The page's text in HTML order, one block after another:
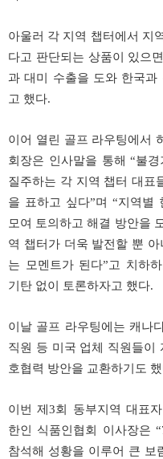
아울러 각 지역 챕터에서 지
다고 판단되는 상품이 있으
과 대미 수출을 도와 한국
고 했다.
이어 열린 골프 라우팅에서
회장은 인사말을 통해 “불
질주하는 각 지역 챕터 대표
을 표하고 싶다”며 “지역별
모여 토의하고 해결 방안을
역 챕터가 더욱 발전할 뿐
는 모멘트가 된다”고 치하
기탄 없이 토론하자고 했다.
이날 골프 라우팅에는 캐나
직원 등 미국 업체 직원들이
호협력 방안을 교환하기도
이번 제3회 동부지역 대표
한인 식품인협회 이사장은
참석해 성황을 이루어 큰 보